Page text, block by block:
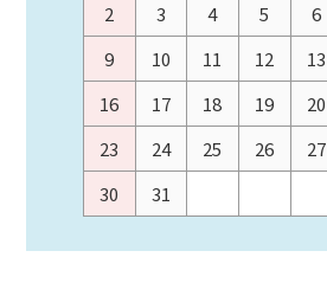
2
3 4 5 6
9
10 11 12 13
16
17 18 19 20
23
24 25 26 27
30
31